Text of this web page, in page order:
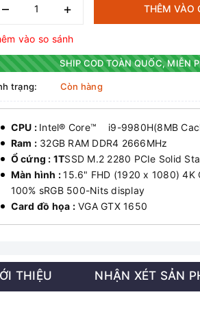
– + THÊM VÀO
vào so sánh
SHIP COD TOÀN QUỐC, MIỄN
trạng: Còn hàng
CPU : Intel® Core™ i9-9980H(8MB
Ram :32GB RAM DDR4 2666MHz
Ổ cứng : 1TSSD M.2 2280 PCIe Solid
Màn hình :15.6" FHD (1920 x 1080) 4K
100% sRGB 500-Nits display
Card đồ họa :VGA GTX 1650
THIỆU NHẬN XÉT SẢN